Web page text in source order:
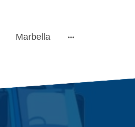
Marbella